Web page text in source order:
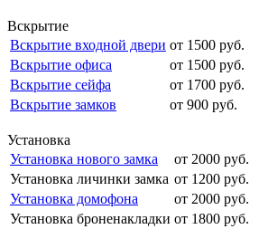
Вскрытие
Вскрытие входной двери от 1500 руб.
Вскрытие офиса
от 1500 руб.
Вскрытие сейфа
от 1700 руб.
Вскрытие замков
от 900 руб.
Установка
Установка нового замка
от 2000 руб.
Установка личинки замка от 1200 руб.
Установка домофона
от 2000 руб.
Установка броненакладки от 1800 руб.